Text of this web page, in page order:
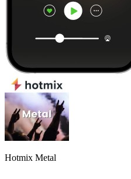
Hotmix Metal